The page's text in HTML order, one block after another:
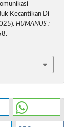
Kecantikan Di
HUMANUS :